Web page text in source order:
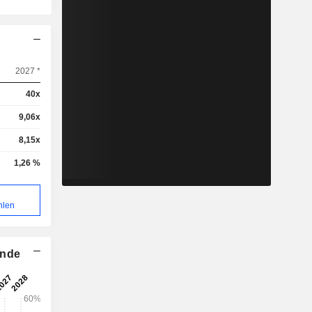
2027 *
40x
9,06x
8,15x
1,26 %